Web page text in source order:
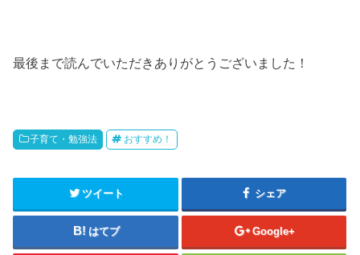
最後まで読んでいただきありがとうございました！
子育て・勉強法 おすすめ！
ツイート シェア
はてブ Google+